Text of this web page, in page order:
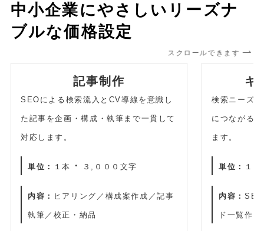
中小企業にやさしいリーズナ
ブルな価格設定
スクロールできます
記事制作
SEOによる検索流入とCV導線を意識し
た記事を企画・構成・執筆まで一貫して
対応します。
単位： １本 ・ ３,０００文字
内容： ヒアリング／構成案作成／記事
執筆／校正・納品
キ
検索ニーズ
につながる
ます。
単位： １回
内容：
ド一覧作